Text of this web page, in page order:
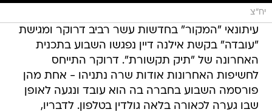
יח"צ
עיתונאי "המקור" בחדשות עשר רביב דרוקר ומגישת
"עובדה" בקשת אילנה דיין נפגשו השבוע בתכנית
האחרונה של "תיק תקשורת". דרוקר התייחס
לחשיפות האחרונות אודות שרה נתניהו - אחת מהן
פורסמה השבוע בחברה בה הוא עובד ונגעה לאופן
שבו גערה לכאורה בלאה גולדין בטלפון. לדבריו,